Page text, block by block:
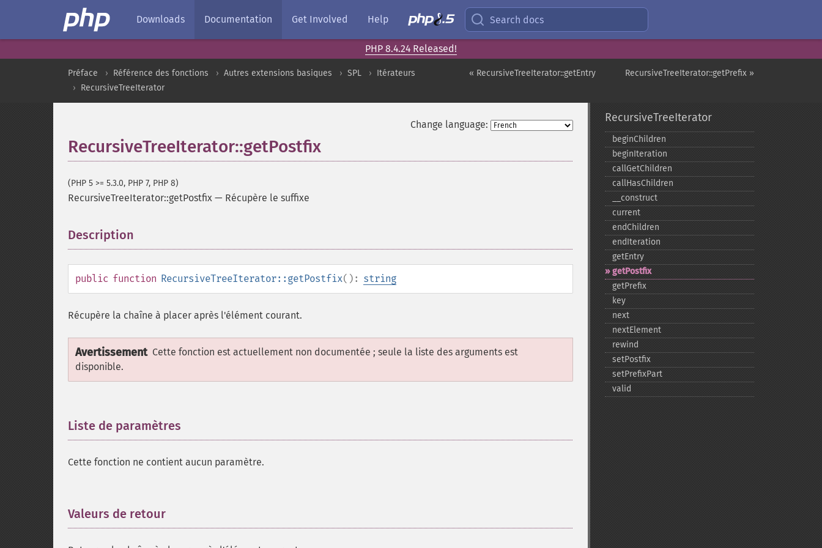
Downloads Documentation Get Involved Help Search docs
PHP 8.4.24 Released!
RecursiveTreeIterator::getPrefix »
« RecursiveTreeIterator::getEntry
Préface Référence des fonctions Autres extensions basiques SPL
Itérateurs
RecursiveTreeIterator
Change language:
RecursiveTreeIterator::getPostfix
(PHP 5 >= 5.3.0, PHP 7, PHP 8)
RecursiveTreeIterator::getPostfix — Récupère le suffixe
Description
public function RecursiveTreeIterator::getPostfix(): string
Récupère la chaîne à placer après l'élément courant.
Avertissement Cette fonction est actuellement non documentée ; seule la liste des arguments est
disponible.
Liste de paramètres
Cette fonction ne contient aucun paramètre.
Valeurs de retour
RecursiveTreeIterator
beginChildren
beginIteration
callGetChildren
callHasChildren
_​_​construct
current
endChildren
endIteration
getEntry
getPostfix
getPrefix
key
next
nextElement
rewind
setPostfix
setPrefixPart
valid